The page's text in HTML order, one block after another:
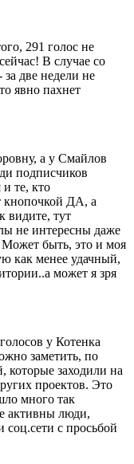
291 голос не
В случае со
две недели не
явно пахнет
а у Смайлов
подписчиков
те, кто
кнопочкой ДА, а
видите, тут
не интересны даже
Может быть, это и моя
как менее удачный,
может я зря
у Котенка
заметить, по
заходили на
проектов. Это
много так
активны люди,
соц.сети с просьбой